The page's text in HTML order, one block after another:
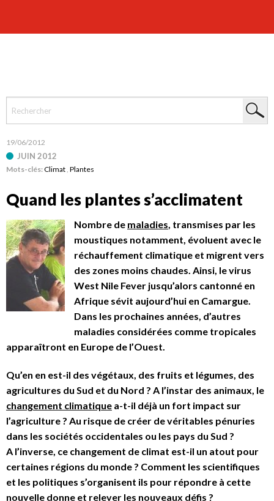
19/06/2012
JUIN 2012
Mots-clés:Climat , Plantes
Quand les plantes s’acclimatent
Nombre de maladies, transmises par les
moustiques notamment, évoluent avec le
réchauffement climatique et migrent vers
des zones moins chaudes. Ainsi, le virus
West Nile Fever jusqu’alors cantonné en
Afrique sévit aujourd’hui en Camargue.
Dans les prochaines années, d’autres
maladies considérées comme tropicales
apparaîtront en Europe de l’Ouest.
Qu’en en est-il des végétaux, des fruits et légumes, des
agricultures du Sud et du Nord ? A l’instar des animaux, le
changement climatique a-t-il déjà un fort impact sur
l’agriculture ? Au risque de créer de véritables pénuries
dans les sociétés occidentales ou les pays du Sud ?
A l’inverse, ce changement de climat est-il un atout pour
certaines régions du monde ? Comment les scientifiques
et les politiques s’organisent ils pour répondre à cette
nouvelle donne et relever les nouveaux défis ?